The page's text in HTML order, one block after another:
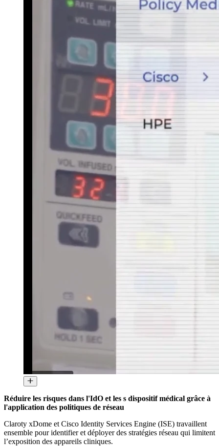
Réduire les risques dans l'IdO et les s dispositif médical grâce à
l'application des politiques de réseau
Claroty xDome et Cisco Identity Services Engine (ISE) travaillent
ensemble pour identifier et déployer des stratégies réseau qui limitent
l’exposition des appareils cliniques.